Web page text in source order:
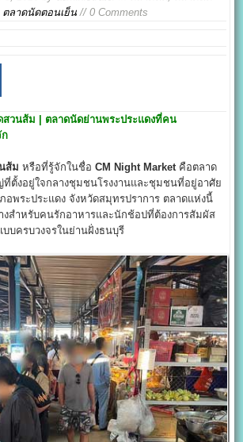
ตลาดนัดตอนเย็น // 0 Comments
สวนส้ม | ตลาดนัดย่านพระประแดงที่คน
ก
ส้ม หรือที่รู้จักในชื่อCM Night Marketคือตลาด
ที่ตั้งอยู่ใจกลางชุมชนโรงงานและชุมชนที่อยู่อาศัย
ภอพระประแดง จังหวัดสมุทรปราการ ตลาดแห่งนี้
งสำหรับคนรักอาหารและนักช้อปที่ต้องการสัมผัส
บครบวงจรในย่านฝั่งธนบุรี